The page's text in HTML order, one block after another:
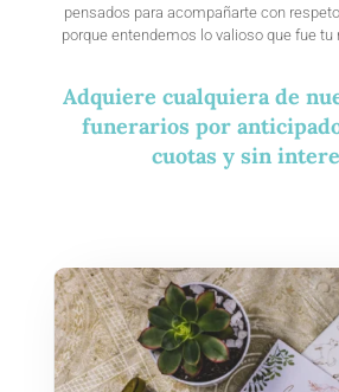
pensados para acompañarte con
porque entendemos lo valioso que fue tu
Adquiere cualquiera de
funerarios por
cuotas y sin